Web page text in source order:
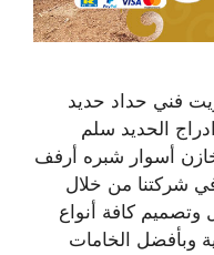
فني حداد حديد
الحديد سلم
أسوار شبره أرفف
شركتنا من خلال
كافة أنواع
وبأفضل الخامات